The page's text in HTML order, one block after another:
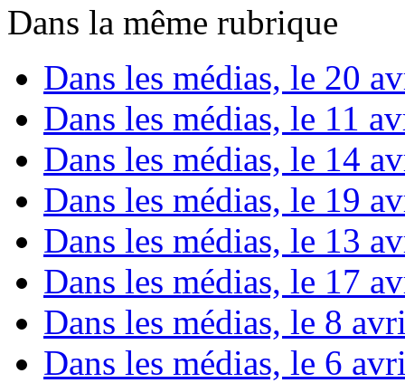
Dans la même rubrique
Dans les médias, le 20
Dans les médias, le 11
Dans les médias, le 14
Dans les médias, le 19
Dans les médias, le 13
Dans les médias, le 17
Dans les médias, le 8
Dans les médias, le 6